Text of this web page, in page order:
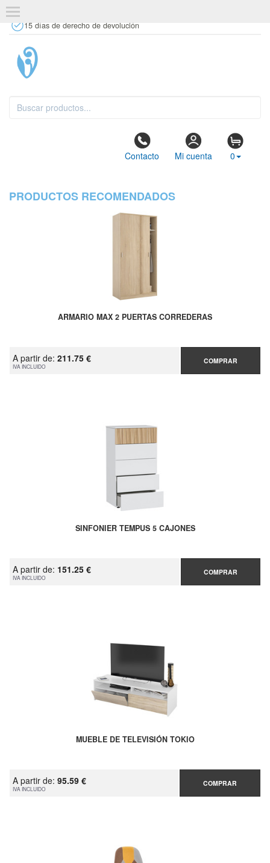
15 días de derecho de devolución
Contacto Mi cuenta 0
PRODUCTOS RECOMENDADOS
ARMARIO MAX 2 PUERTAS CORREDERAS
A partir de: 211.75 €
IVA INCLUIDO
COMPRAR
SINFONIER TEMPUS 5 CAJONES
A partir de: 151.25 €
IVA INCLUIDO
COMPRAR
MUEBLE DE TELEVISIÓN TOKIO
A partir de: 95.59 €
IVA INCLUIDO
COMPRAR